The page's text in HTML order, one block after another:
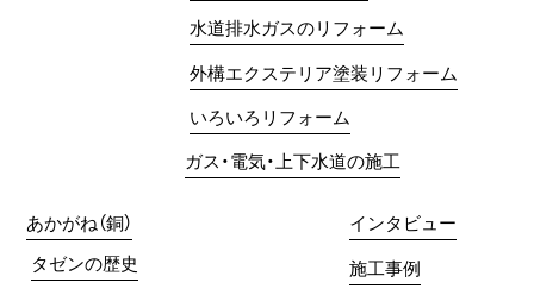
水道排水ガスのリフォーム
外構エクステリア塗装リフォーム
いろいろリフォーム
ガス・電気・上下水道の施工
あかがね（銅）
タゼンの歴史
インタビュー
施工事例